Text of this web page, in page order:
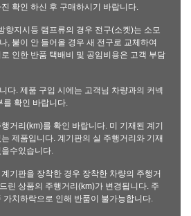
확인 하신 후 구매하시기 바랍니다.
향지시등 램프류의 경우 전구(소켓)는 소모
, 불이 안 들어올 경우 새 전구로 교체하여
인한 반품 택배비 및 공임비용은 고객 부담
다. 제품 구입 시에는 고객님 차량과의 커넥
를 확인 바랍니다.
거리(km)를 확인 바랍니다. 미 기재된 계기
제품입니다. 계기판의 실 주행거리와 기재
수있습니다.
기판을 장착한 경우 장착한 차량의 주행거
린 상품의 주행거리(km)가 변경됩니다. 주
가치하락으로 인해 반품이 불가능합니다.